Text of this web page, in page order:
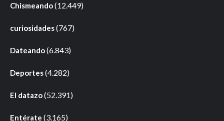
Chismeando(12.449)
curiosidades(767)
Dateando(6.843)
Deportes(4.282)
El datazo(52.391)
Entérate (3.165)